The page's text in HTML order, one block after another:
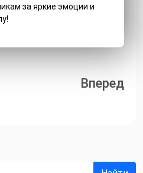
за яркие эмоции и
Вперед